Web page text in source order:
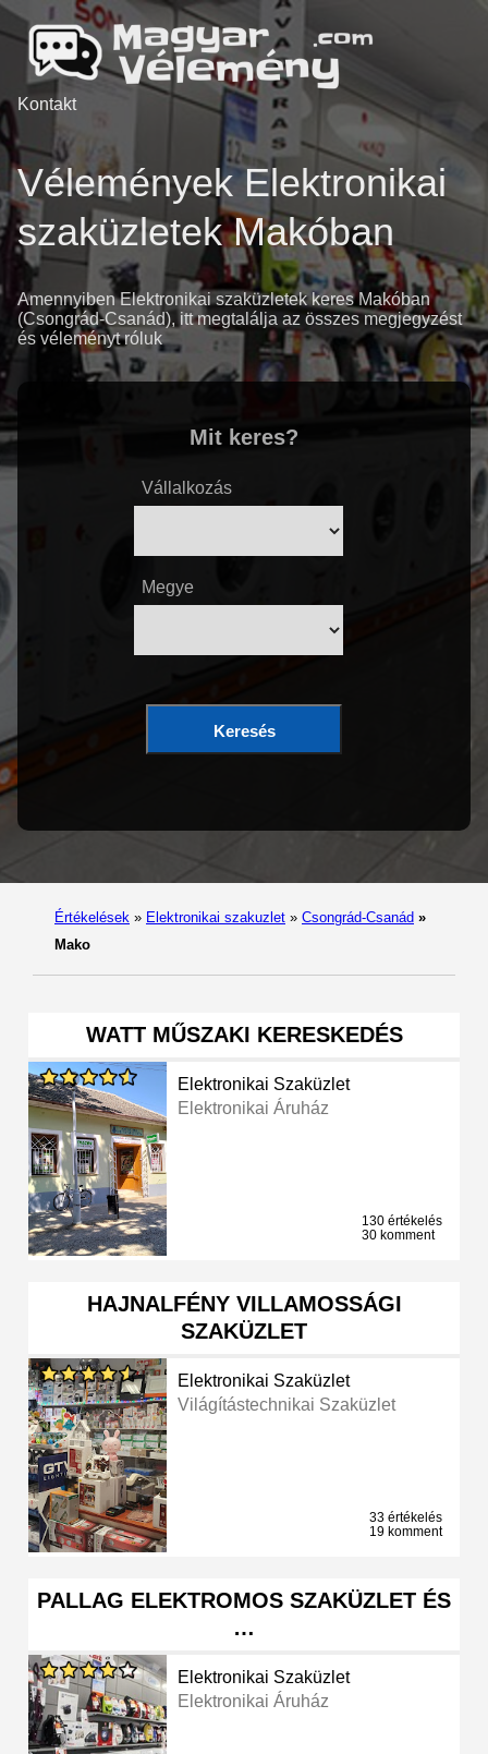
Kontakt
Vélemények Elektronikai
szaküzletek Makóban
Amennyiben Elektronikai szaküzletek keres Makóban
(Csongrád-Csanád), itt megtalálja az összes megjegyzést
és véleményt róluk
Mit keres?
Vállalkozás
Megye
Keresés
Értékelések » Elektronikai szakuzlet » Csongrád-Csanád »
Mako
WATT MŰSZAKI KERESKEDÉS
Elektronikai Szaküzlet
Elektronikai Áruház
130 értékelés
30 komment
HAJNALFÉNY VILLAMOSSÁGI
SZAKÜZLET
Elektronikai Szaküzlet
Világítástechnikai Szaküzlet
33 értékelés
19 komment
PALLAG ELEKTROMOS SZAKÜZLET ÉS
…
Elektronikai Szaküzlet
Elektronikai Áruház